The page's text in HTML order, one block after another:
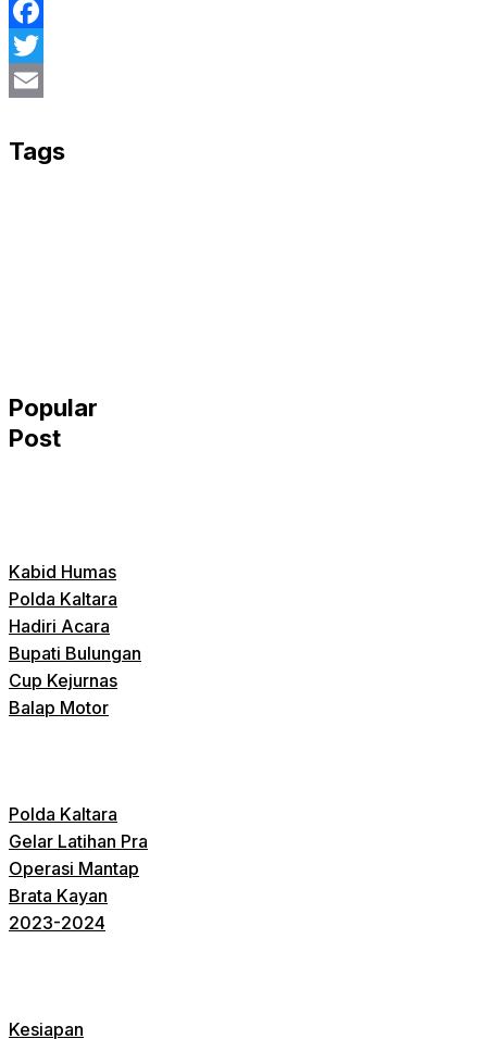
Facebook
Twitter
Tags
Popular
Post
Kabid Humas
Polda Kaltara
Hadiri Acara
Bupati Bulungan
Cup Kejurnas
Balap Motor
Polda Kaltara
Gelar Latihan Pra
Operasi Mantap
Brata Kayan
2023-2024
Kesiapan